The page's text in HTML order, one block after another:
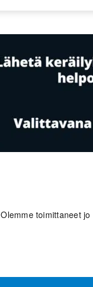
Olemme toimittaneet jo